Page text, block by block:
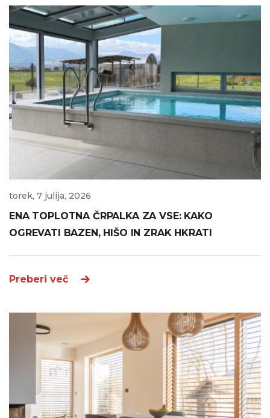
torek, 7 julija, 2026
ENA TOPLOTNA ČRPALKA ZA VSE: KAKO
OGREVATI BAZEN, HIŠO IN ZRAK HKRATI
Preberi več